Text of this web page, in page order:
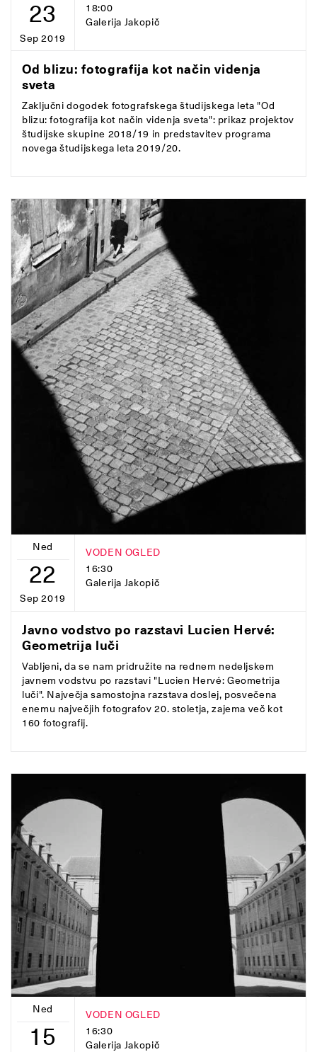
23
Sep 2019
18:00
Galerija Jakopič
Od blizu: fotografija kot način videnja
sveta
Zaključni dogodek fotografskega študijskega leta "Od
blizu: fotografija kot način videnja sveta": prikaz projektov
študijske skupine 2018/19 in predstavitev programa
novega študijskega leta 2019/20.
Ned
22
Sep 2019
VODEN OGLED
16:30
Galerija Jakopič
Javno vodstvo po razstavi Lucien Hervé:
Geometrija luči
Vabljeni, da se nam pridružite na rednem nedeljskem
javnem vodstvu po razstavi "Lucien Hervé: Geometrija
luči". Največja samostojna razstava doslej, posvečena
enemu največjih fotografov 20. stoletja, zajema več kot
160 fotografij.
Ned
15
VODEN OGLED
16:30
Galerija Jakopič